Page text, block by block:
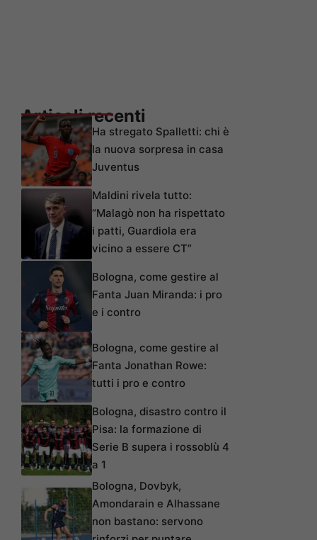
Articoli recenti
Ha stregato Spalletti: chi è
la nuova sorpresa in casa
Juventus
Maldini rivela tutto:
“Malagò non ha rispettato
i patti, Guardiola era
vicino a essere CT”
Bologna, come gestire al
Fanta Juan Miranda: i pro
e i contro
Bologna, come gestire al
Fanta Jonathan Rowe:
tutti i pro e contro
Bologna, disastro contro il
Pisa: la formazione di
Serie B supera i rossoblù 4
a 1
Bologna, Dovbyk,
Amondarain e Alhassane
non bastano: servono